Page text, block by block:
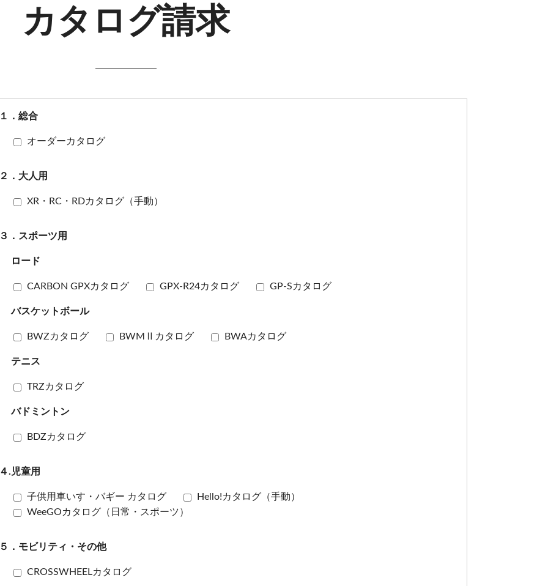
カタログ請求
１．総合
オーダーカタログ
２．大人用
XR・RC・RDカタログ（手動）
３．スポーツ用
ロード
CARBON GPXカタログ GPX-R24カタログ GP-Sカタログ
バスケットボール
BWZカタログ BWMⅡカタログ BWAカタログ
テニス
TRZカタログ
バドミントン
BDZカタログ
４.児童用
子供用車いす・バギー カタログ
Hello!カタログ（手動）
WeeGOカタログ（日常・スポーツ）
５．モビリティ・その他
CROSSWHEELカタログ